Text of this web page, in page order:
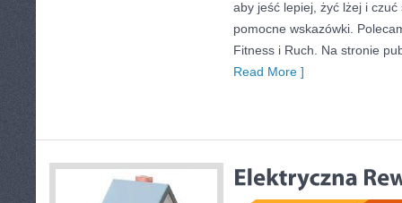
aby jeść lepiej, żyć lżej i
pomocne wskazówki.
Fitness i Ruch. Na stronie
Read More ]